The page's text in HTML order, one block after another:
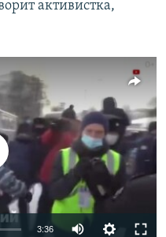
активистка,
available
3:36